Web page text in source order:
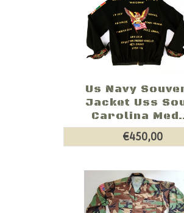
Us Navy
Jacket Uss
Carolina
€450,00